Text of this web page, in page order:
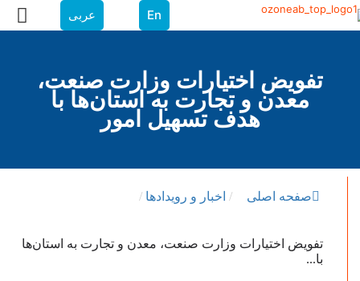
En عربی
تفویض اختیارات وزارت صنعت،
معدن و تجارت به استان‌ها با
هدف تسهیل امور
صفحه اصلی / اخبار و رویدادها /
تفویض اختیارات وزارت صنعت، معدن و تجارت به استان‌ها
با...